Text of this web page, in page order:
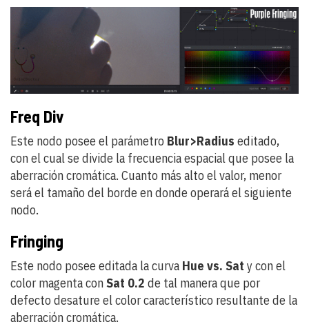
Freq Div
Este nodo posee el parámetro Blur>Radius editado,
con el cual se divide la frecuencia espacial que posee la
aberración cromática. Cuanto más alto el valor, menor
será el tamaño del borde en donde operará el siguiente
nodo.
Fringing
Este nodo posee editada la curva Hue vs. Sat y con el
color magenta conSat 0.2 de tal manera que por
defecto desature el color característico resultante de la
aberración cromática.